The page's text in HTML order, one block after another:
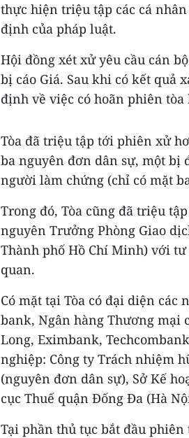
thực hiện triệu tập các cá
định của pháp luật.
Hội đồng xét xử yêu cầu cán
bị cáo Giá. Sau khi có kết quả
định về việc có hoãn phiên tòa
Tòa đã triệu tập tới phiên xử
ba nguyên đơn dân sự, một bị
người làm chứng (chỉ có mặt
Trong đó, Tòa cũng đã triệu
nguyên Trưởng Phòng Giao
Thành phố Hồ Chí Minh) với
quan.
Có mặt tại Tòa có đại diện các
bank, Ngân hàng Thương mại
Long, Eximbank,
nghiệp: Công ty Trách nhiệm
(nguyên đơn dân sự), Sở Kế
cục Thuế quận Đống Đa (Hà
Tại phần thủ tục bắt đầu